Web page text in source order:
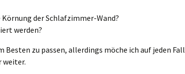
der Schlafzimmer-Wand?
werden?
Besten zu passen, allerdings möche ich auf jeden Fall
weiter.